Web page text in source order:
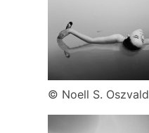
© Noell S. Oszvald